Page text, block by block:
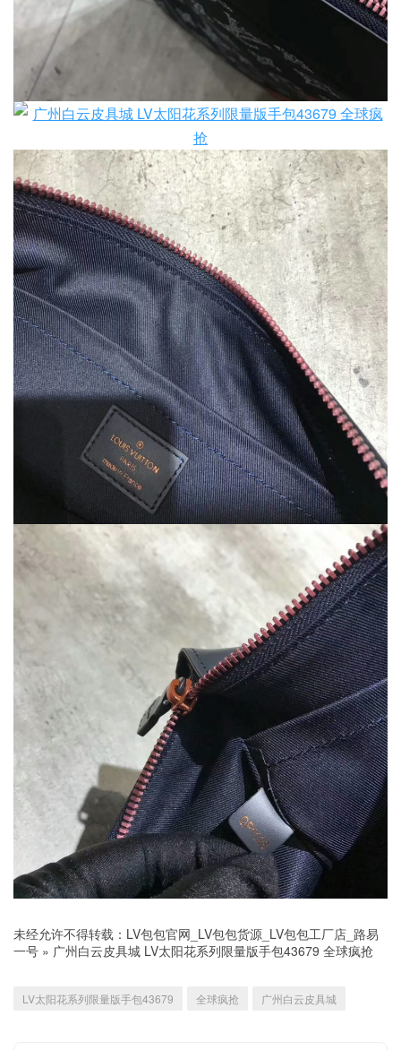
未经允许不得转载： LV包包官网_LV包包货源_LV包包工厂店_路易
一号 » 广州白云皮具城 LV太阳花系列限量版手包43679 全球疯抢
LV太阳花系列限量版手包43679 全球疯抢 广州白云皮具城